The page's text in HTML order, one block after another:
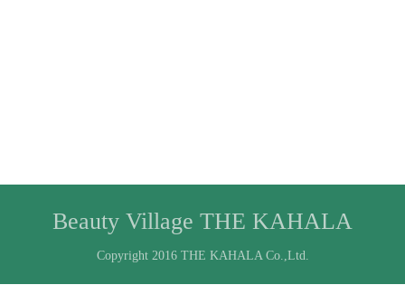
Beauty Village THE KAHALA
Copyright 2016 THE KAHALA Co.,Ltd.